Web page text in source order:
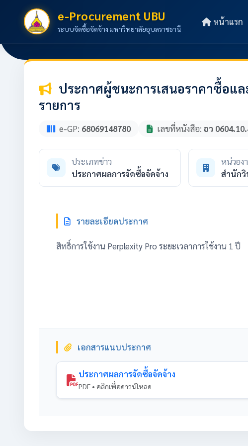
e-Procurement UBU
ระบบจัดซื้อจัดจ้าง มหาวิทยาลัยอุบลราชธานี
หน้าแรก
ประกาศผู้ชนะการเสนอราคาซื้อแ
รายการ
e-GP: 68069148780 เลขที่หนังสือ: อว
ประเภทข่าว
ประกาศผลการจัดซื้อจัดจ้าง
หน่วยง
สำนัก
รายละเอียดประกาศ
สิทธิ์การใช้งาน Perplexity Pro ระยะเวลาการใช้งาน 1 ปี
เอกสารแนบประกาศ
ประกาศผลการจัดซื้อจัดจ้าง
PDF • คลิกเพื่อดาวน์โหลด